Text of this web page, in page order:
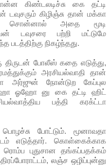
கிண்டலடிச்சு கை தட்டி
டவுசரும் கிழிஞ்சு தான் மக்கா
சொன்னால் அதை மூடி
டவுசரை பற்றி மட்டுமே
நிகழ்ந்தது.
போலீஸ் கதை எடுத்து,
அரசியல்வாதி தான்
அர்ஜுன் நோன்டுற கேப்புல
ஓஹோ னு கை தட்டி ஹிட்
பத்தி கரக்ட்டா
போட்டும். மூனாவதா
எடுத்தார். கொள்கைக்காக
புதுசான தங்கப்பதக்கம்
லஞ்ச ஒழிப்புன்னு